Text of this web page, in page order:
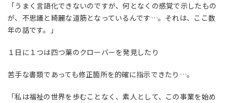
「うまく言語化できないのですが、何となくの感覚で示したもの
が、不思議と綺麗な道筋となっているんです …。それは、ここ数
年の話です。」
１日に１つは四つ葉のクローバーを発見したり
苦手な書類であっても修正箇所を的確に指示できたり …。
「私は福祉の世界を歩むことなく、素人として、この事業を始め